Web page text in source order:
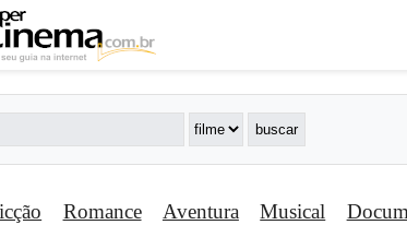
Romance Aventura Musical